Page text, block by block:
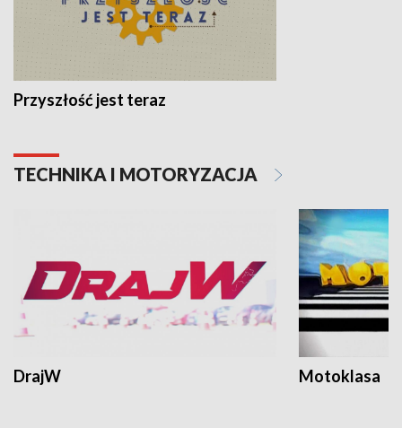
Przyszłość jest teraz
TECHNIKA I MOTORYZACJA
DrajW Motoklasa